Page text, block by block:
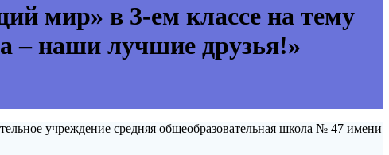
мир» в 3-ем классе на тему
– наши лучшие друзья!»
учреждение средняя общеобразовательная школа № 47 имени